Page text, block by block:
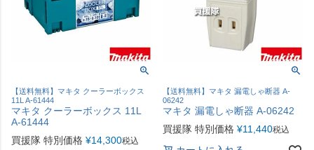
【送料無料】マキタ クーラーボックス
11L A-61444
マキタ クーラーボックス 11L
A-61444
買援隊 特別価格 ¥14,300税込
【送料無料】マキタ 漏電しゃ断器 A-
06242
マキタ 漏電しゃ断器 A-06242
買援隊 特別価格 ¥11,440税込